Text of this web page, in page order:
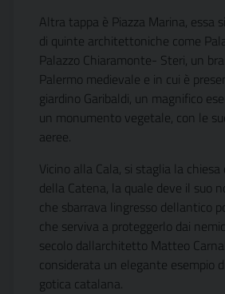
Altra tappa è Piazza Marina, essa
di quinte architettoniche come
Palazzo Chiaramonte- Steri, un
Palermo medievale e in cui è
giardino Garibaldi, un magnifico
un monumento vegetale, con le
aeree.
Vicino alla Cala, si staglia la
della Catena, la quale deve il suo
che sbarrava lingresso dellantico
che serviva a proteggerlo dai
secolo dallarchitetto Matteo
considerata un elegante esempio
gotica catalana.